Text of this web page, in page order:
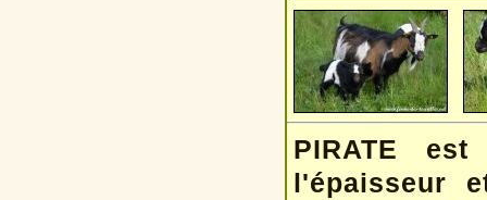
PIRATE
l'épaisseur